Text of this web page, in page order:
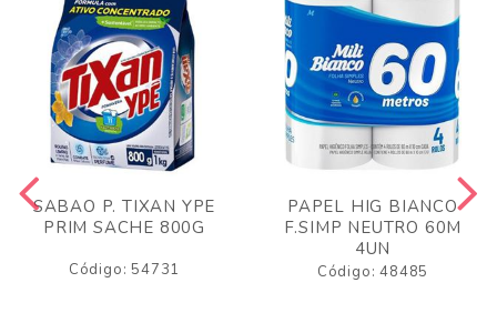
SABAO P. TIXAN YPE
PRIM SACHE 800G
Código: 54731
PAPEL HIG BIANCO
F.SIMP NEUTRO 60M
4UN
Código: 48485